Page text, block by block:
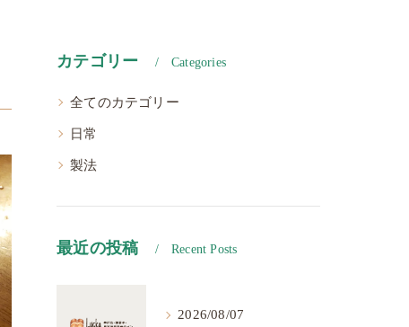
カテゴリー Categories
全てのカテゴリー
日常
製法
最近の投稿 Recent Posts
2026/08/07